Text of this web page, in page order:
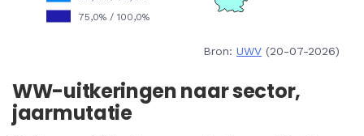
Bron: UWV (20-07-2026)
WW-uitkeringen naar sector,
jaarmutatie